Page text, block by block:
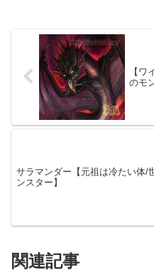
【
のモ
サラマンダー【元祖は冷たい体/
ンスター】
関連記事